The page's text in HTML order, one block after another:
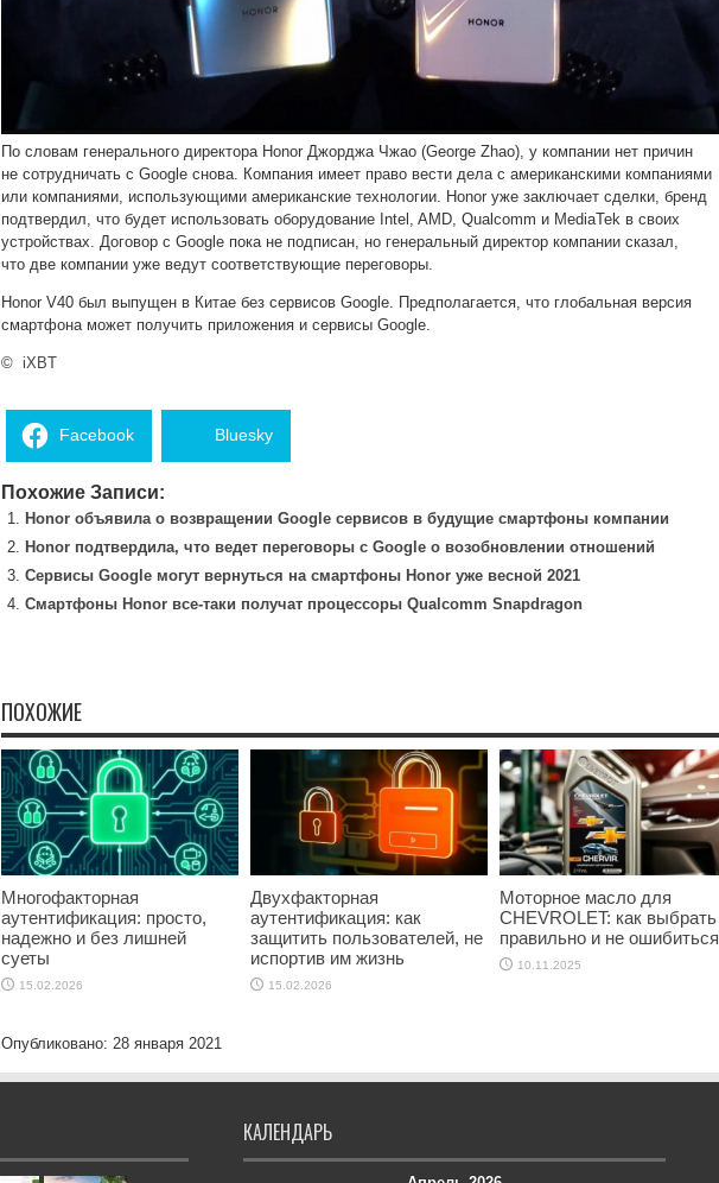
По словам генерального директора Honor Джорджа Чжао (George Zhao), у компании нет причин
не сотрудничать с Google снова. Компания имеет право вести дела с американскими компаниями
или компаниями, использующими американские технологии. Honor уже заключает сделки, бренд
подтвердил, что будет использовать оборудование Intel, AMD, Qualcomm и MediaTek в своих
устройствах. Договор с Google пока не подписан, но генеральный директор компании сказал,
что две компании уже ведут соответствующие переговоры.
Honor V40 был выпущен в Китае без сервисов Google. Предполагается, что глобальная версия
смартфона может получить приложения и сервисы Google.
© iXBT
Facebook Bluesky
Похожие Записи:
Honor объявила о возвращении Google сервисов в будущие смартфоны компании
Honor подтвердила, что ведет переговоры с Google о возобновлении отношений
Сервисы Google могут вернуться на смартфоны Honor уже весной 2021
Смартфоны Honor все-таки получат процессоры Qualcomm Snapdragon
ПОХОЖИЕ
Многофакторная
аутентификация: просто,
надежно и без лишней
суеты
15.02.2026
Двухфакторная
аутентификация: как
защитить пользователей, не
испортив им жизнь
15.02.2026
Моторное масло для
CHEVROLET: как выбрать
правильно и не ошибиться
10.11.2025
Опубликовано: 28 января 2021
КАЛЕНДАРЬ